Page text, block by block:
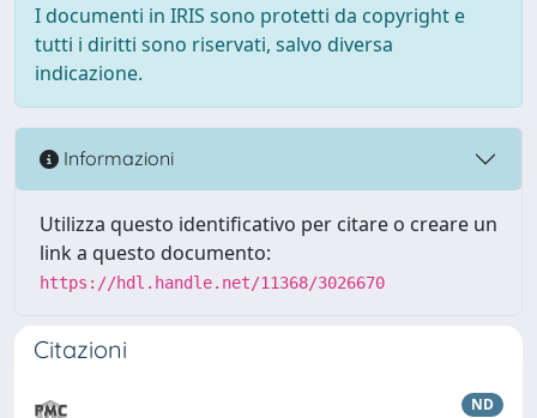
I documenti in IRIS sono protetti da copyright e
tutti i diritti sono riservati, salvo diversa
indicazione.
Informazioni
Utilizza questo identificativo per citare o creare un
link a questo documento:
https://hdl.handle.net/11368/3026670
Citazioni
ND